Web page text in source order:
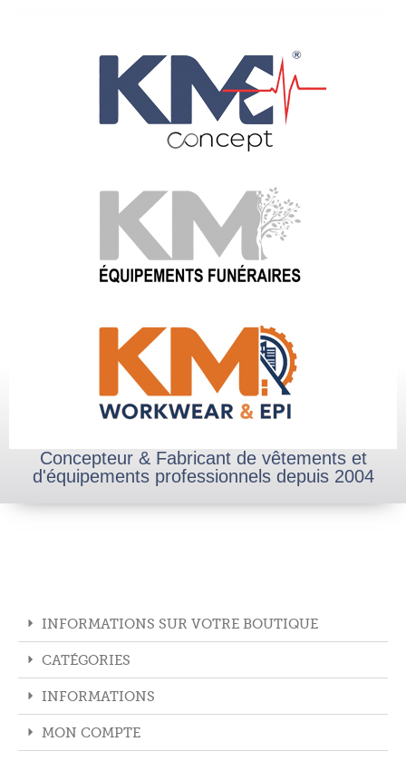
Concepteur & Fabricant de vêtements et
d'équipements professionnels depuis 2004
INFORMATIONS SUR VOTRE BOUTIQUE
CATÉGORIES
INFORMATIONS
MON COMPTE